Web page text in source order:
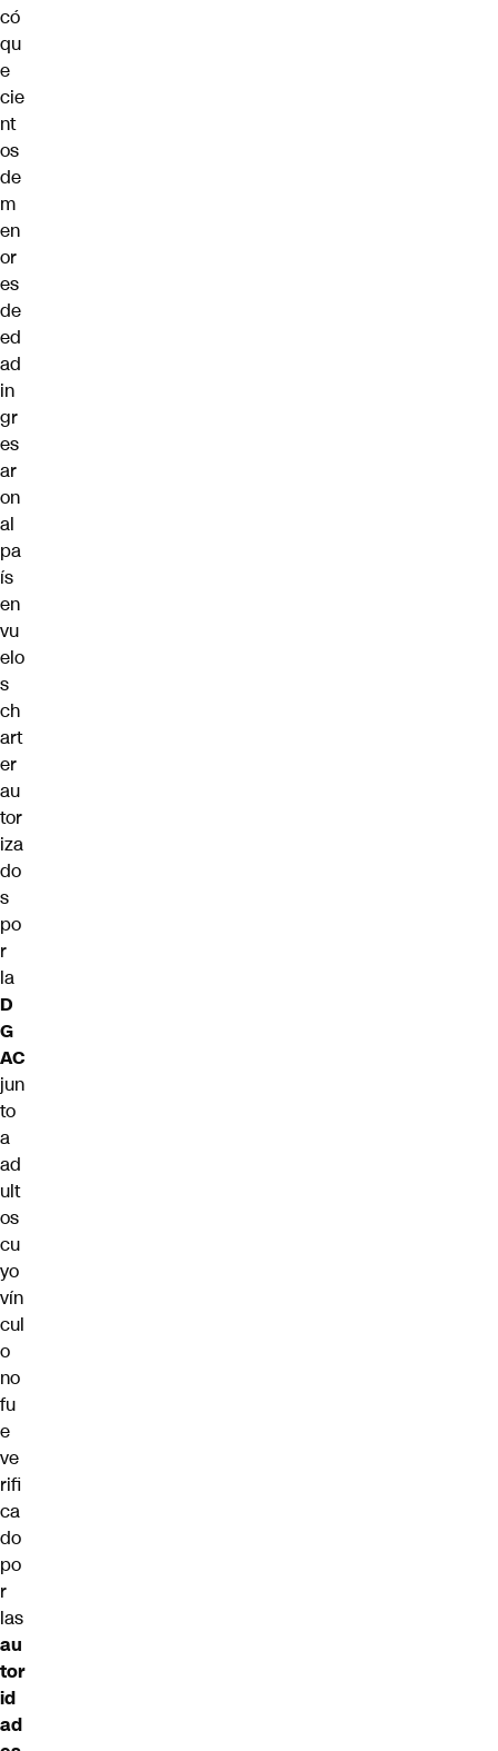
có
qu
e
cie
nt
os
de
m
en
or
es
de
ed
ad
in
gr
es
ar
on
al
pa
ís
en
vu
elo
s
ch
art
er
au
tor
iza
do
s
po
r
la
D
G
AC
jun
to
a
ad
ult
os
cu
yo
vín
cul
o
no
fu
e
ve
rifi
ca
do
po
r
las
au
tor
id
ad